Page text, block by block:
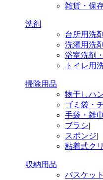
雑貨・保
洗剤
台所用洗剤
洗濯用洗
浴室洗剤
トイレ用
掃除用品
物干しハ
ゴミ袋・
手袋・雑
ブラシ|
スポンジ|
粘着式ク
収納用品
バスケッ